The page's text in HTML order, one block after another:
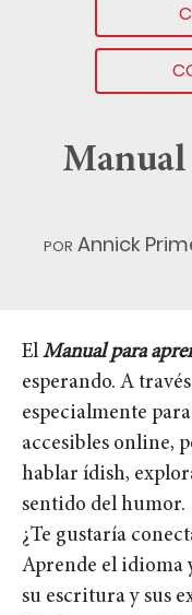
por Annick
El Manual para
esperando. A
especialmente
accesibles online,
hablar ídish,
sentido del humor.
¿Te gustaría
Aprende el idioma
su escritura y sus